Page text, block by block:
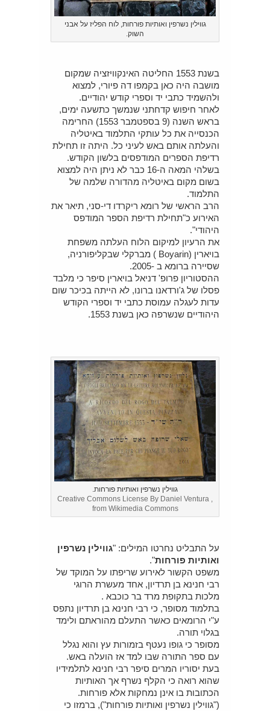
גווילין נשרפין ואותיות פורחות, לוח הפליז על אבני
השוק.
בשנת 1553 החליטה האינקוויזציה שמקום
מושבה היה כאן בקמפו דה פיורי, למצוא
ולהשמיד כתבי יד וספרי קודש יהודיים.
לאחר חיפוש קדחתני שנמשך כתשעה ימים,
בראש השנה (9 בספטמבר 1553) החרימה
הכנסייה את כל עותקי התלמוד באיטליה
והעלתה אותם באש לעיני כל. היתה זו תחילת
רדיפת הספרים המודפסים בלשון הקודש.
בשלהי המאה ה-16 כבר לא ניתן היה למצוא
בשום מקום באיטליה מהדורה שלמה של
התלמוד.
הרב הראשי של רומא ריקרדו די-סני, תיאר את
האירוע כ"תחילת רדיפת הספר המודפס
היהודי".
את הרעיון למיקום הלוח העלתה משפחת
בויארין (Boyarin ) מברקלי שבקליפורניה,
שסיירה ברומא ב -2005.
ההסטוריון פרופ' דניאל בויארין סיפר כי מלבד
פסלו של ג'ורדאנו ברונו, לא הייתה בכיכר שום
עדות לעגלה עמוסת כתבי יד וספרי הקודש
היהודיים שנשרפה כאן בשנת 1553.
גווילין נשרפין ואותיות פורחות.
Creative Commons License By Daniel Ventura ,
from Wikimedia Commons
על התבליט נחרטו המילים: "גווילין נשרפין
ואותיות פורחות".
משפט הקשור לאירוע שריפתו על המוקד של
רבי חנינא בן תרדיון, אחד מעשרת הרוגי
מלכות בתקופת מרד בר כוכבא .
בתלמוד מסופר, כי רבי חנינא בן תרדיון נתפס
ע"י הרומאים כאשר התעלם מהוראתם ולימד
בגלוי תורה.
מסופר כי גופו נעטף בזמורות עץ והוא נגלל
עם ספר התורה שבו למד אז הועלה באש.
בעת יסוריו המרים סיפר רבי חנינא לתלמידיו
שהוא רואה כי הקלף נשרף אך האותיות
הכתובות בו אינן נמחקות אלא פורחות.
("גווילין נשרפין ואותיות פורחות"), ברמזו כי